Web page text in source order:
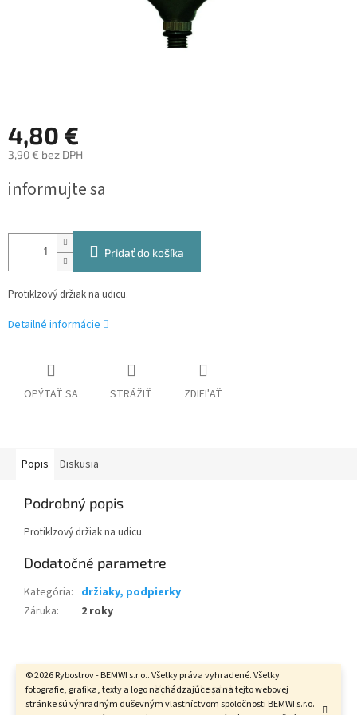
© 2026 Rybostrov - BEMWI s.r.o.. Všetky práva vyhradené. Všetky
fotografie, grafika, texty a logo nachádzajúce sa na tejto webovej
stránke sú výhradným duševným vlastníctvom spoločnosti BEMWI s.r.o.
4,80 €
3,90 € bez DPH
cena:
informujte sa
Pridať do košíka
Protiklzový držiak na udicu.
Detailné informácie
OPÝTAŤ SA STRÁŽIŤ ZDIEĽAŤ
Popis Diskusia
Podrobný popis
Protiklzový držiak na udicu.
Dodatočné parametre
Kategória: držiaky, podpierky
Záruka: 2 roky
Vytvoril Shoptet